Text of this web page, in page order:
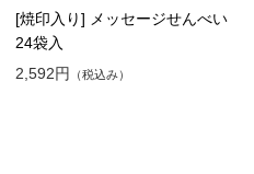
[焼印入り] メッセージせんべい
24袋入
2,592円
（税込み）